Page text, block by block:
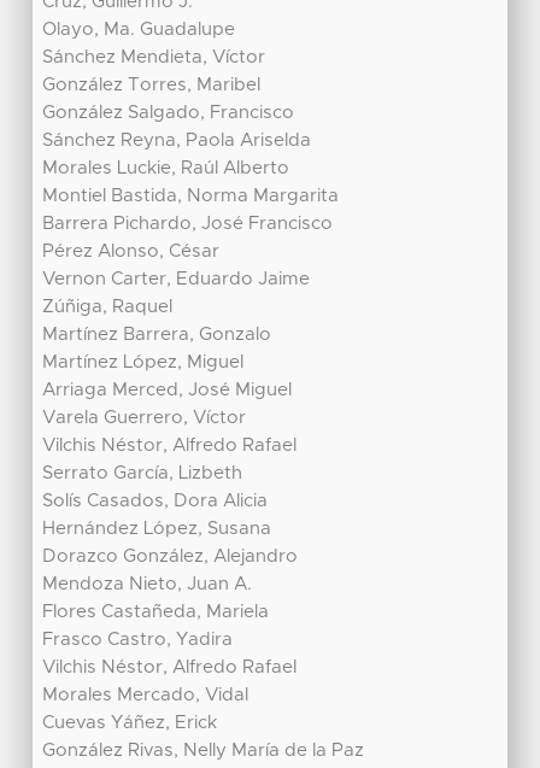
Olayo, Ma. Guadalupe
Sánchez Mendieta, Víctor
González Torres, Maribel
González Salgado, Francisco
Sánchez Reyna, Paola Ariselda
Morales Luckie, Raúl Alberto
Montiel Bastida, Norma Margarita
Barrera Pichardo, José Francisco
Pérez Alonso, César
Vernon Carter, Eduardo Jaime
Zúñiga, Raquel
Martínez Barrera, Gonzalo
Martínez López, Miguel
Arriaga Merced, José Miguel
Varela Guerrero, Víctor
Vilchis Néstor, Alfredo Rafael
Serrato García, Lizbeth
Solís Casados, Dora Alicia
Hernández López, Susana
Dorazco González, Alejandro
Mendoza Nieto, Juan A.
Flores Castañeda, Mariela
Frasco Castro, Yadira
Vilchis Néstor, Alfredo Rafael
Morales Mercado, Vidal
Cuevas Yáñez, Erick
González Rivas, Nelly María de la Paz